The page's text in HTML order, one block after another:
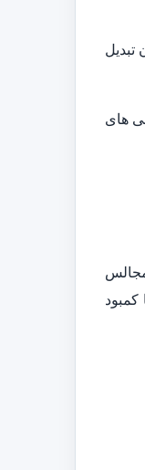
های
کمبود